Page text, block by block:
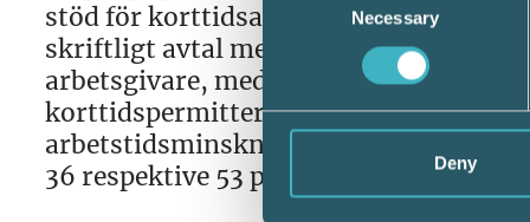
Necessary
Deny
stöd för korttidsarbete i
skriftligt avtal med minst 70 procent
arbetsgivare, med undantag för vissa
korttidspermittering om kraven för
arbetstidsminskning: 20, 40 eller 60
36 respektive 53 procent för